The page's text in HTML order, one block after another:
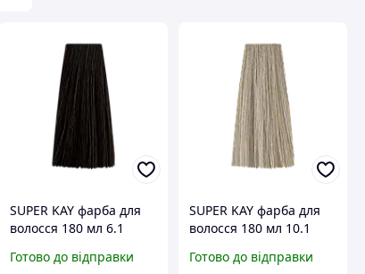
SUPER KAY фарба для
волосся 180 мл 6.1
блондин KAYPRO
Готово до відправки
SUPER KAY фарба для
волосся 180 мл 10.1
попелястий KAY PRO
Готово до відправки